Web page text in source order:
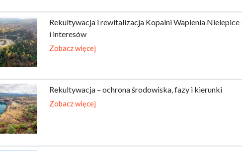
Rekultywacja i rewitalizacja Kopalni Wapienia Nielepice
i interesów
Zobacz więcej
Rekultywacja – ochrona środowiska, fazy i kierunki
Zobacz więcej